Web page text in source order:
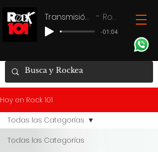
Transmisión en vivo Rock 101
-01:04
Hoy en Rock 101
Todas las Categorías
Todas las Categorías